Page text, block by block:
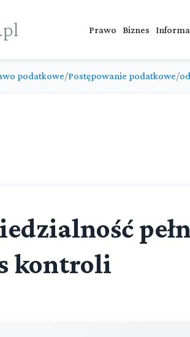
.pl Prawo Biznes
podatkowe/Postępowanie podatkowe/
kontroli